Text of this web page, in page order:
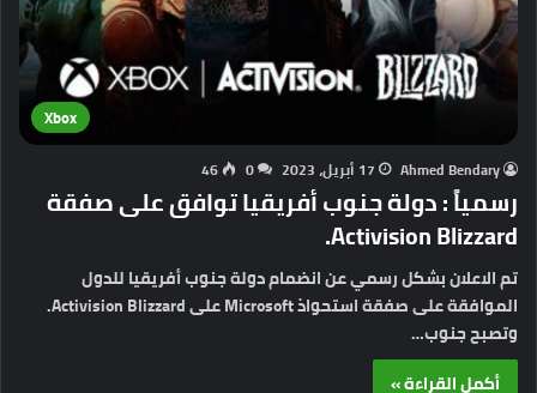
Xbox
Ahmed Bendary 17 أبريل، 2023 0
46
رسمياً : دولة جنوب أفريقيا توافق على صفقة
Activision Blizzard.
تم الاعلان بشكل رسمي عن انضمام دولة جنوب أفريقيا للدول
الموافقة على صفقة استحواذ Microsoft على Activision Blizzard.
وتصبح جنوب…
أكمل القراءة »